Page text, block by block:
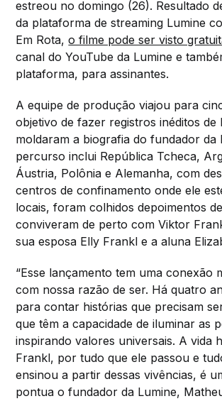
estreou no domingo (26). Resultado
da plataforma de streaming Lumine
Em Rota,o filme pode ser visto
canal do YouTube da Lumine e
plataforma, para assinantes.
A equipe de produção viajou para
objetivo de fazer registros inéditos de
moldaram a biografia do fundador da
percurso inclui República Tcheca,
Áustria, Polônia e Alemanha, com
centros de confinamento onde ele
locais, foram colhidos depoimentos
conviveram de perto com Viktor
sua esposa Elly Frankl e a aluna
“Esse lançamento tem uma conexão
com nossa razão de ser. Há quatro
para contar histórias que precisam
que têm a capacidade de iluminar as
inspirando valores universais. A vida
Frankl, por tudo que ele passou e
ensinou a partir dessas vivências, é
pontua o fundador da Lumine,